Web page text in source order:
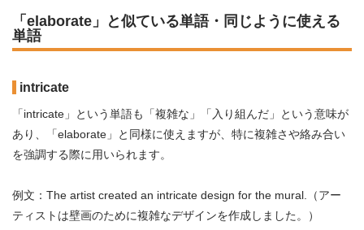
「elaborate」と似ている単語・同じように使える
単語
intricate
「intricate」という単語も「複雑な」「入り組んだ」という意味が
あり、「elaborate」と同様に使えますが、特に複雑さや絡み合い
を強調する際に用いられます。
例文：The artist created an intricate design for the mural.（アー
ティストは壁画のために複雑なデザインを作成しました。）